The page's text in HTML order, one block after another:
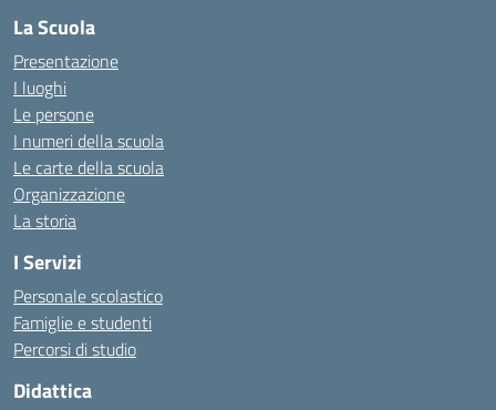
La Scuola
Presentazione
I luoghi
Le persone
I numeri della scuola
Le carte della scuola
Organizzazione
La storia
I Servizi
Personale scolastico
Famiglie e studenti
Percorsi di studio
Didattica